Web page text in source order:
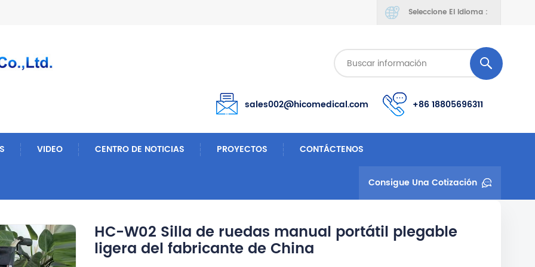
Seleccione El Idioma :
sales002@hicomedical.com +86 18805696311
VIDEO CENTRO DE NOTICIAS PROYECTOS CONTÁCTENOS
Consigue Una Cotización
HC-W02 Silla de ruedas manual portátil plegable
ligera del fabricante de China